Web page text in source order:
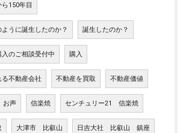
150年目
うに誕生したのか？ 誕生したのか？
のご相談受付中 購入
不動産会社 不動産を買取 不動産価値
お声 信楽焼 センチュリー21 信楽焼
大津市 比叡山 日吉大社 比叡山 鎮座